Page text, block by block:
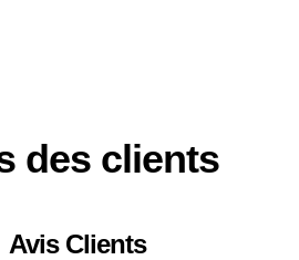
des clients
Avis Clients